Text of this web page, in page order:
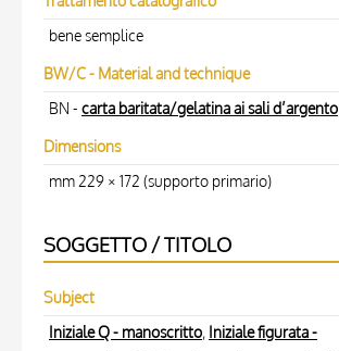
bene semplice
BW/C - Material and technique
BN - carta baritata/gelatina ai sali d’argento
Dimensions
mm 229 × 172 (supporto primario)
SOGGETTO / TITOLO
Subject
Iniziale Q - manoscritto, Iniziale figurata -